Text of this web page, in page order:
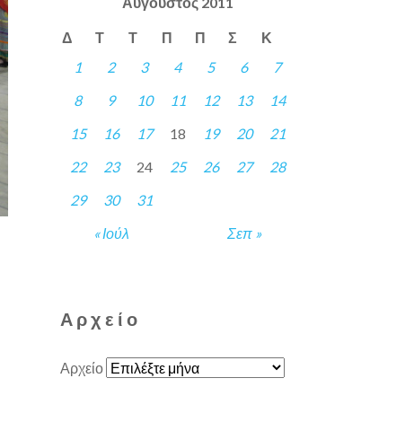
Δ Τ Τ Π Π Σ Κ
« Ιούλ Σεπ »
1 2 3 4 5 6
7
8
9 10 11 12 13
14
15
16 17 18 19 20
21
22
23 24 25 26 27
28
29
30 31
Αρχείο
Αρχείο